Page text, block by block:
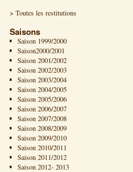
> Toutes les restitutions
Saisons
Saison 1999/2000
Saison2000/2001
Saison 2001/2002
Saison 2002/2003
Saison 2003/2004
Saison 2004/2005
Saison 2005/2006
Saison 2006/2007
Saison 2007/2008
Saison 2008/2009
Saison 2009/2010
Saison 2010/2011
Saison 2011/2012
Saison 2012- 2013